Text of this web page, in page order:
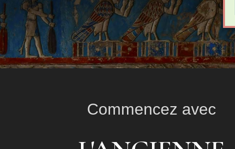
Commencez avec